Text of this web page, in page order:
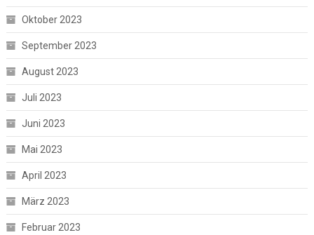
Oktober 2023
September 2023
August 2023
Juli 2023
Juni 2023
Mai 2023
April 2023
März 2023
Februar 2023